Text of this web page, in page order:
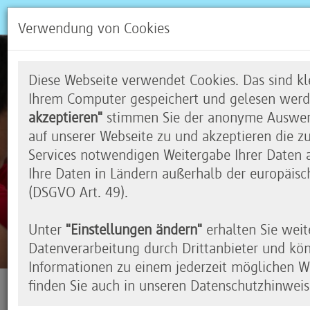
Lehrmaterial
Verwendung von Cookies
Diese Webseite verwendet Cookies. Das sind
Ihrem Computer gespeichert und gelesen
akzeptieren" stimmen Sie der anonyme
auf unserer Webseite zu und akzeptieren die
Services notwendigen Weitergabe Ihrer
Ihre Daten in Ländern außerhalb der
(DSGVO Art. 49).
Unter "Einstellungen ändern" erhalten Sie
Datenverarbeitung durch Drittanbieter und
Informationen zu einem jederzeit möglichen
finden Sie auch in unseren